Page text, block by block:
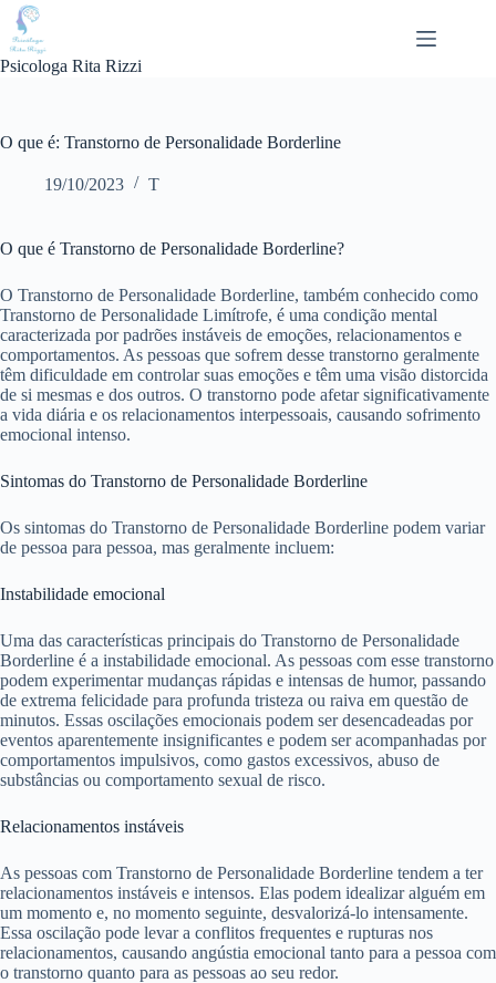
Pular
para
conteúdo
Psicologa Rita Rizzi
O que é: Transtorno de Personalidade Borderline
19/10/2023 T
O que é Transtorno de Personalidade Borderline?
O Transtorno de Personalidade Borderline, também conhecido como
Transtorno de Personalidade Limítrofe, é uma condição mental
caracterizada por padrões instáveis de emoções, relacionamentos e
comportamentos. As pessoas que sofrem desse transtorno geralmente
têm dificuldade em controlar suas emoções e têm uma visão distorcida
de si mesmas e dos outros. O transtorno pode afetar significativamente
a vida diária e os relacionamentos interpessoais, causando sofrimento
emocional intenso.
Sintomas do Transtorno de Personalidade Borderline
Os sintomas do Transtorno de Personalidade Borderline podem variar
de pessoa para pessoa, mas geralmente incluem:
Instabilidade emocional
Uma das características principais do Transtorno de Personalidade
Borderline é a instabilidade emocional. As pessoas com esse transtorno
podem experimentar mudanças rápidas e intensas de humor, passando
de extrema felicidade para profunda tristeza ou raiva em questão de
minutos. Essas oscilações emocionais podem ser desencadeadas por
eventos aparentemente insignificantes e podem ser acompanhadas por
comportamentos impulsivos, como gastos excessivos, abuso de
substâncias ou comportamento sexual de risco.
Relacionamentos instáveis
As pessoas com Transtorno de Personalidade Borderline tendem a ter
relacionamentos instáveis e intensos. Elas podem idealizar alguém em
um momento e, no momento seguinte, desvalorizá-lo intensamente.
Essa oscilação pode levar a conflitos frequentes e rupturas nos
relacionamentos, causando angústia emocional tanto para a pessoa com
o transtorno quanto para as pessoas ao seu redor.